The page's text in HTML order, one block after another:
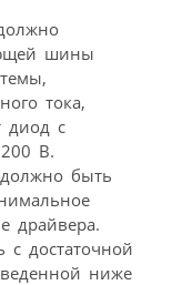
шины
тока,
диод с
В.
быть
драйвера.
достаточной
ниже